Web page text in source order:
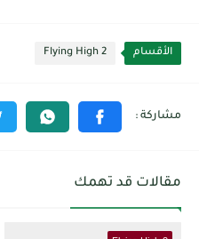
الأقسام Flying High 2
مقالات قد تهمك